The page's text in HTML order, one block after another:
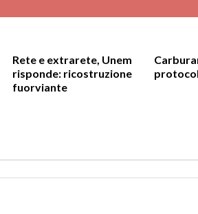
Rete e extrarete, Unem
risponde: ricostruzione
fuorviante